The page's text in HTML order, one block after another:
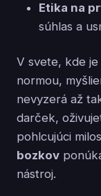
Etika na
súhlas a
V svete, kde
normou,
nevyzerá až
darček,
pohlcujúci
bozkov
nástroj.